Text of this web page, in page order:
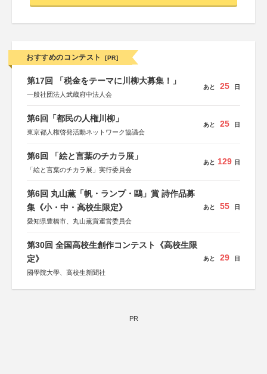
おすすめのコンテスト [PR]
第17回 「税金をテーマに川柳大募集！」
一般社団法人武蔵府中法人会
あと 25 日
第6回「都民の人権川柳」
東京都人権啓発活動ネットワーク協議会
あと 25 日
第6回 「絵と言葉のチカラ展」
「絵と言葉のチカラ展」実行委員会
あと 129 日
第6回 丸山薫「帆・ランプ・鷗」賞 詩作品募
集《小・中・高校生限定》
愛知県豊橋市、丸山薫賞運営委員会
あと 55 日
第30回 全国高校生創作コンテスト《高校生限
定》
國學院大學、高校生新聞社
あと 29 日
PR